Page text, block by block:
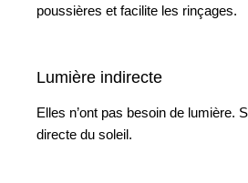
poussières et facilite les rinçages.
Lumière indirecte
Elles n’ont pas besoin de lumière.
directe du soleil.